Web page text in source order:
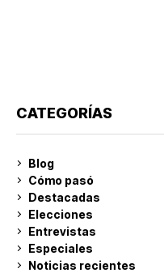
CATEGORÍAS
Blog
Cómo pasó
Destacadas
Elecciones
Entrevistas
Especiales
Noticias recientes